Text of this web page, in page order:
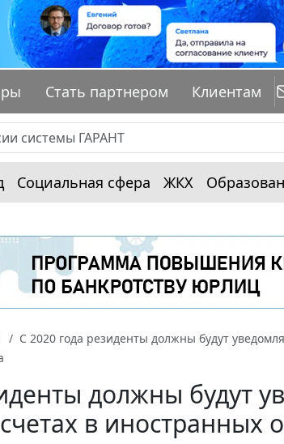
Стать партнером Клиентам
Социальная сфера ЖКХ
С 2020 года резиденты должны будут
должны будут
в иностранных